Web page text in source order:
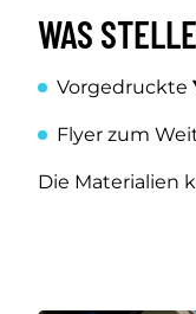
WAS
Vorgedruckte
Flyer zum
Die Materialien